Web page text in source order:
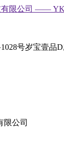
号岁宝壹品D
限公司